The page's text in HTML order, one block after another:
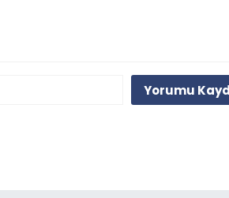
Yorumu